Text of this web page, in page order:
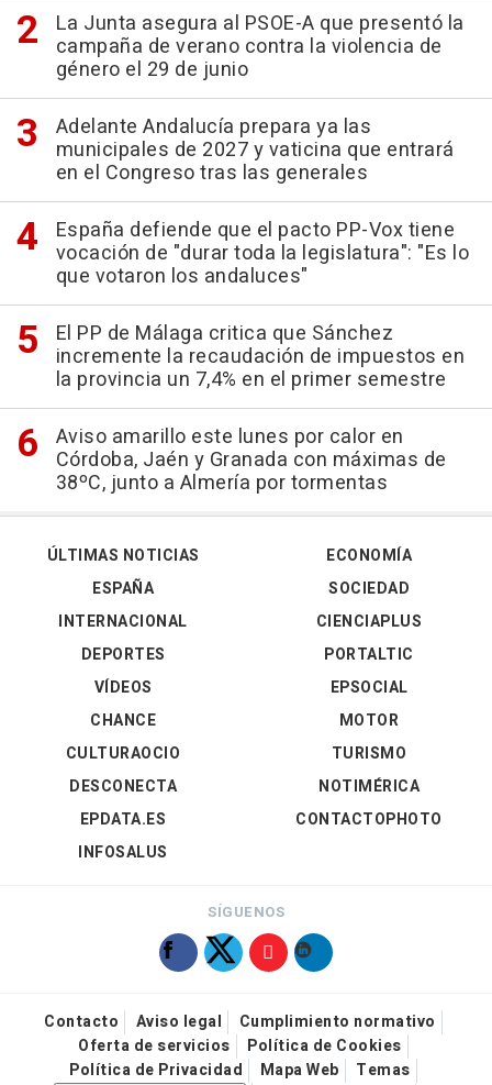
La Junta asegura al PSOE-A que presentó la
campaña de verano contra la violencia de
género el 29 de junio
Adelante Andalucía prepara ya las
municipales de 2027 y vaticina que entrará
en el Congreso tras las generales
España defiende que el pacto PP-Vox tiene
vocación de "durar toda la legislatura": "Es lo
que votaron los andaluces"
El PP de Málaga critica que Sánchez
incremente la recaudación de impuestos en
la provincia un 7,4% en el primer semestre
Aviso amarillo este lunes por calor en
Córdoba, Jaén y Granada con máximas de
38ºC, junto a Almería por tormentas
ÚLTIMAS NOTICIAS
ESPAÑA
INTERNACIONAL
DEPORTES
VÍDEOS
ECONOMÍA
SOCIEDAD
CIENCIAPLUS
PORTALTIC
EPSOCIAL
CHANCE
CULTURAOCIO
DESCONECTA
EPDATA.ES
INFOSALUS
MOTOR
TURISMO
NOTIMÉRICA
CONTACTOPHOTO
SÍGUENOS
Contacto Aviso legal
Cumplimiento normativo
Oferta de servicios
Política de Cookies
Política de Privacidad
Mapa Web
Temas